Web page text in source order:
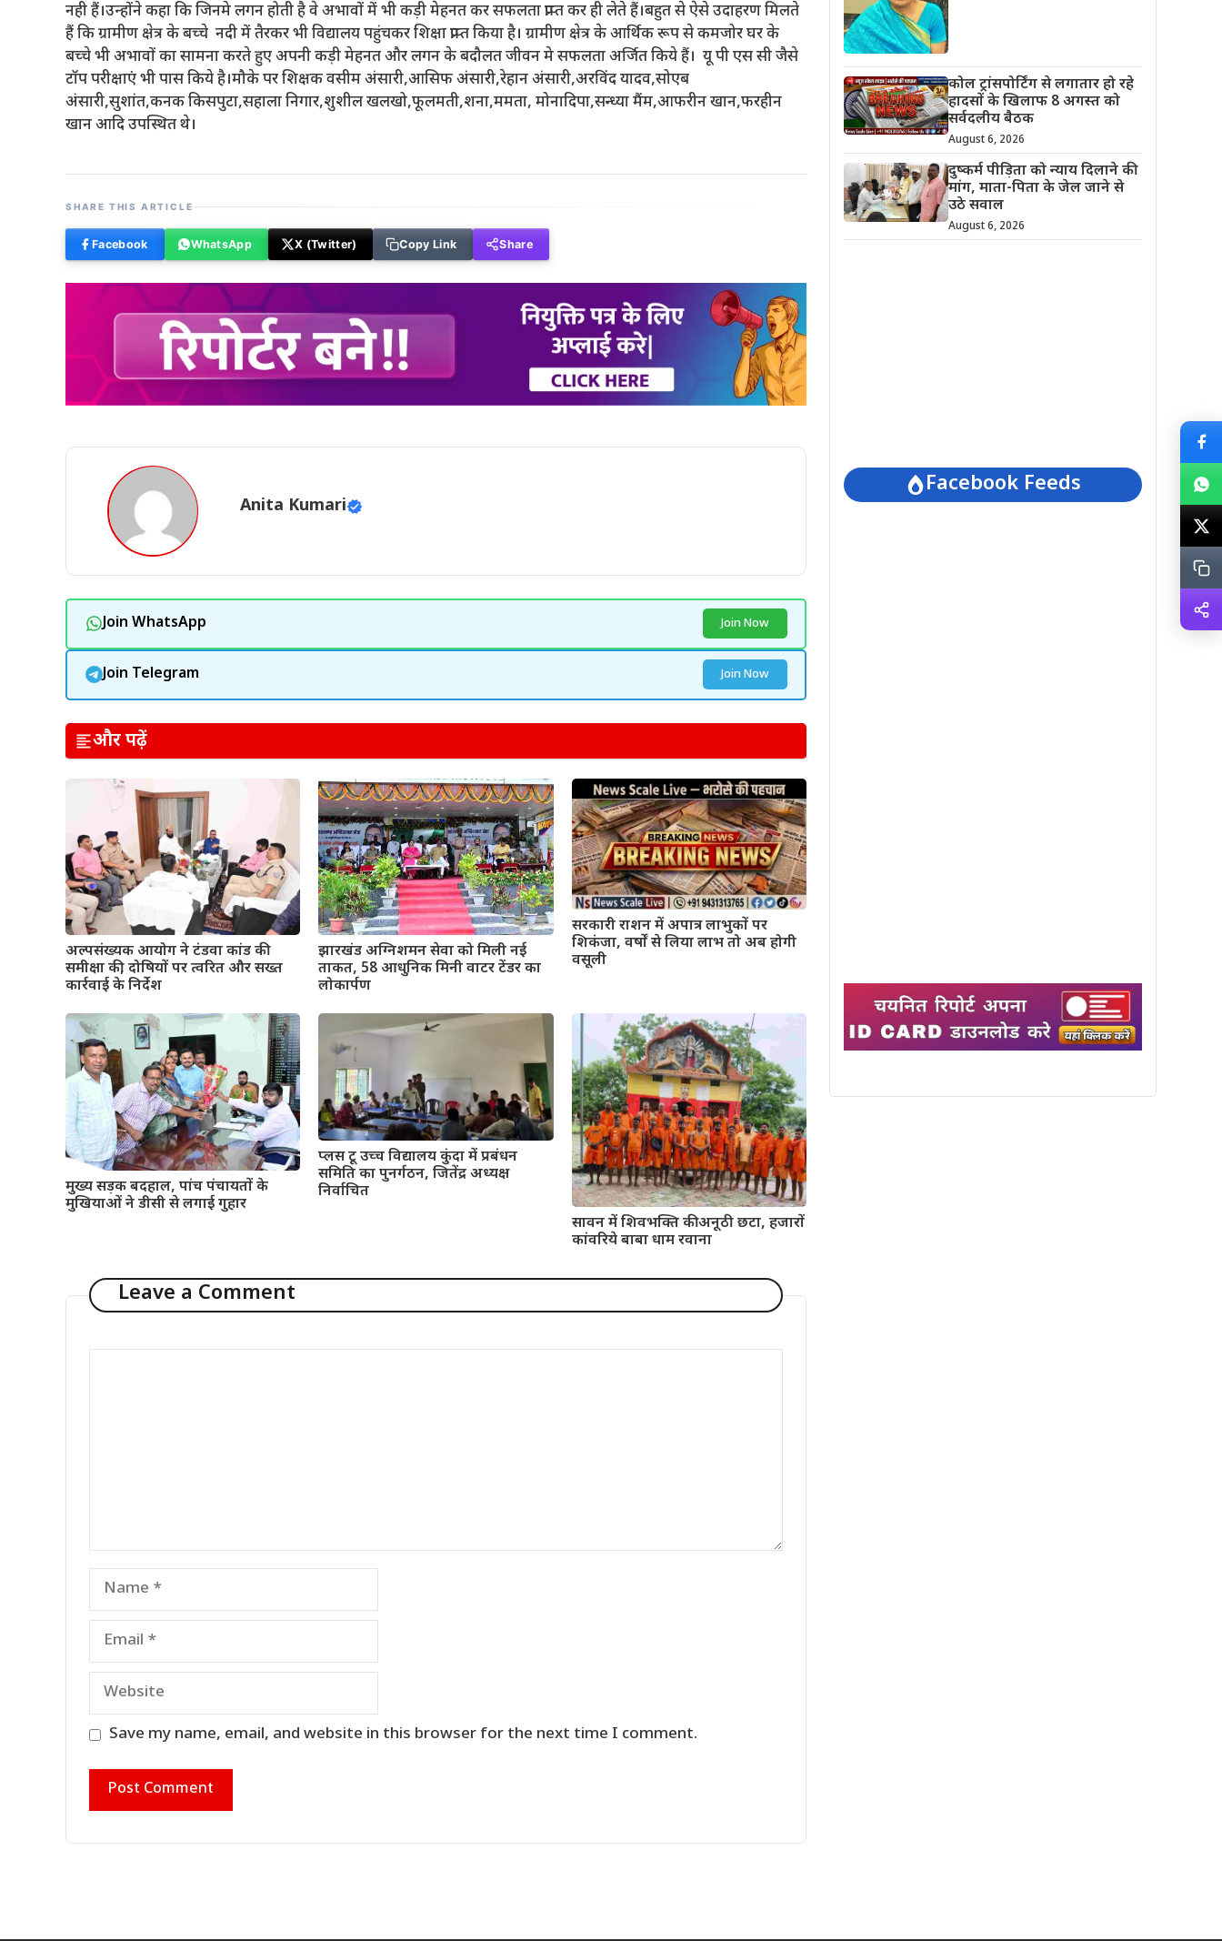
नही हैं।उन्होंने कहा कि जिनमे लगन होती है वे अभावों में भी कड़ी मेहनत कर सफलता प्राप्त कर ही लेते हैं।बहुत से ऐसे उदाहरण मिलते
हैं कि ग्रामीण क्षेत्र के बच्चे नदी में तैरकर भी विद्यालय पहुंचकर शिक्षा प्राप्त किया है। ग्रामीण क्षेत्र के आर्थिक रूप से कमजोर घर के
बच्चे भी अभावों का सामना करते हुए अपनी कड़ी मेहनत और लगन के बदौलत जीवन मे सफलता अर्जित किये हैं। यू पी एस सी जैसे
टॉप परीक्षाएं भी पास किये है।मौके पर शिक्षक वसीम अंसारी,आसिफ अंसारी,रेहान अंसारी,अरविंद यादव,सोएब
अंसारी,सुशांत,कनक किसपुटा,सहाला निगार,शुशील खलखो,फूलमती,शना,ममता, मोनादिपा,सन्ध्या मैंम,आफरीन खान,फरहीन
खान आदि उपस्थित थे।
SHARE THIS ARTICLE
Facebook WhatsApp X (Twitter) Copy Link Share
Anita Kumari
Join WhatsApp Join Now
Join Telegram Join Now
और पढ़ें
अल्पसंख्यक आयोग ने टंडवा कांड की
समीक्षा की, दोषियों पर त्वरित और सख्त
कार्रवाई के निर्देश
झारखंड अग्निशमन सेवा को मिली नई
ताकत, 58 आधुनिक मिनी वाटर टेंडर का
लोकार्पण
सरकारी राशन में अपात्र लाभुकों पर
शिकंजा, वर्षों से लिया लाभ तो अब होगी
वसूली
मुख्य सड़क बदहाल, पांच पंचायतों के
मुखियाओं ने डीसी से लगाई गुहार
प्लस टू उच्च विद्यालय कुंदा में प्रबंधन
समिति का पुनर्गठन, जितेंद्र अध्यक्ष
निर्वाचित
सावन में शिवभक्ति की अनूठी छटा, हजारों
कांवरिये बाबा धाम रवाना
Leave a Comment
Name
Email
Website
Save my name, email, and website in this browser for the next time I comment.
कोल ट्रांसपोर्टिंग से लगातार हो रहे
हादसों के खिलाफ 8 अगस्त को
सर्वदलीय बैठक
August 6, 2026
दुष्कर्म पीड़िता को न्याय दिलाने की
मांग, माता-पिता के जेल जाने से
उठे सवाल
August 6, 2026
Facebook Feeds